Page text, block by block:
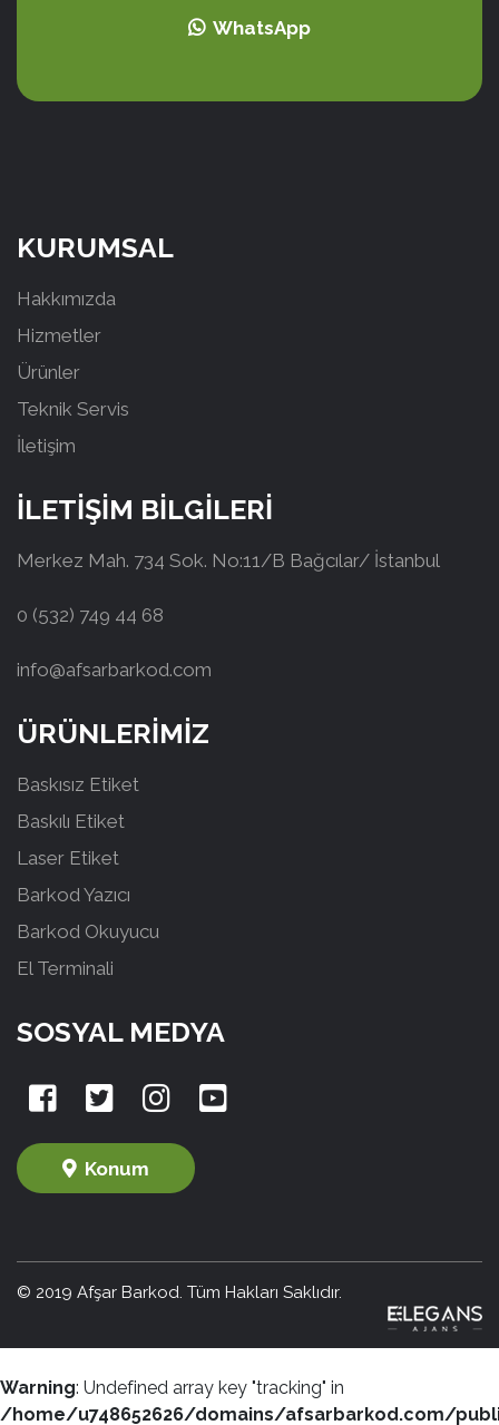
WhatsApp
KURUMSAL
Hakkımızda
Hizmetler
Ürünler
Teknik Servis
İletişim
İLETİŞİM BİLGİLERİ
Merkez Mah. 734 Sok. No:11/B Bağcılar/ İstanbul
0 (532) 749 44 68
info@afsarbarkod.com
ÜRÜNLERİMİZ
Baskısız Etiket
Baskılı Etiket
Laser Etiket
Barkod Yazıcı
Barkod Okuyucu
El Terminali
SOSYAL MEDYA
Konum
© 2019 Afşar Barkod. Tüm Hakları Saklıdır.
Warning: Undefined array key "tracking" in
/home/u748652626/domains/afsarbarkod.com/